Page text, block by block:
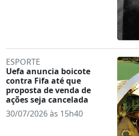
ESPORTE
Uefa anuncia boicote
contra Fifa até que
proposta de venda de
ações seja cancelada
30/07/2026 às 15h40